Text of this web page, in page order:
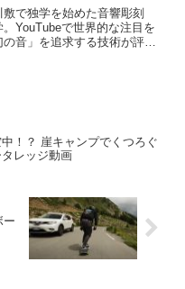
敷で独学を始めた音響彫刻
YouTubeで世界的な注目を
音」を追求する技術が評価
！？ 崖キャンプでくつろぐ
レッジ動画
ー